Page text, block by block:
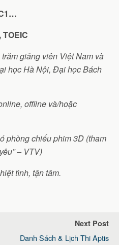
giảng viên Việt Nam và
học Hà Nội, Đại học Bách
offline và/hoặc
phòng chiếu phim 3D (tham
– VTV)
tình, tận tâm.
Next Post
Danh Sách & Lịch Thi Aptis